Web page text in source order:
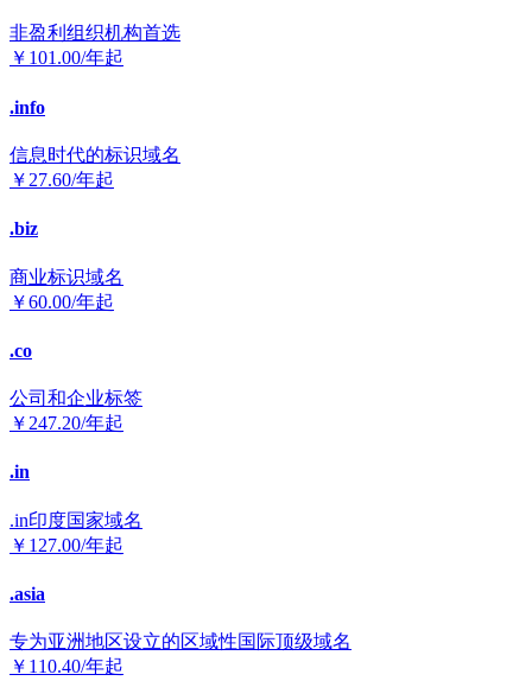
非盈利组织机构首选
￥ 101.00/年起
.info
信息时代的标识域名
￥ 27.60/年起
.biz
商业标识域名
￥60.00/年起
.co
公司和企业标签
￥ 247.20/年起
.in
.in印度国家域名
￥ 127.00/年起
.asia
专为亚洲地区设立的区域性国际顶级域名
￥ 110.40/年起